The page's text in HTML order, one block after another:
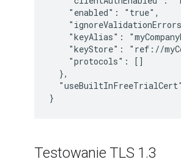
    "enabled": "true",
"keyAlias":
"keyStore": "ref://
    "protocols": []
  },
}
Testowanie TLS 1.3